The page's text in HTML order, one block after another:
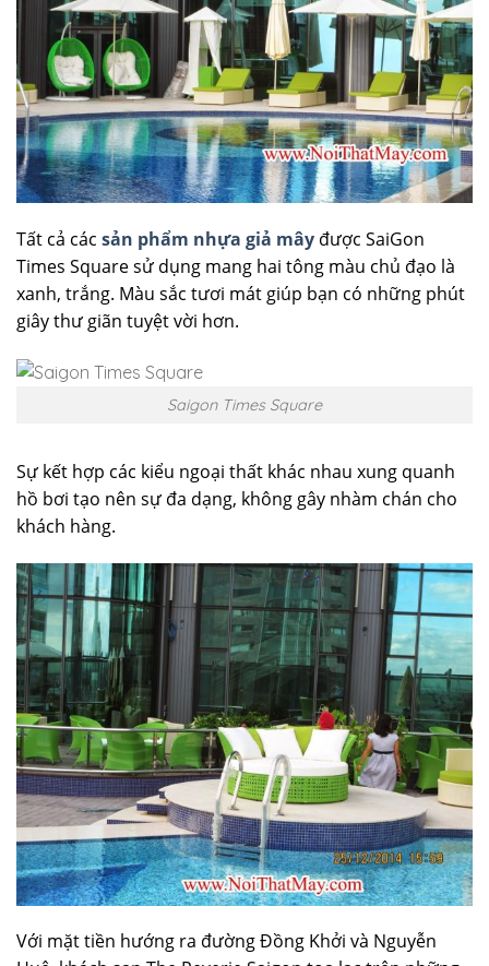
Tất cả các sản phẩm nhựa giả mây được SaiGon
Times Square sử dụng mang hai tông màu chủ đạo là
xanh, trắng. Màu sắc tươi mát giúp bạn có những phút
giây thư giãn tuyệt vời hơn.
Saigon Times Square
Sự kết hợp các kiểu ngoại thất khác nhau xung quanh
hồ bơi tạo nên sự đa dạng, không gây nhàm chán cho
khách hàng.
Với mặt tiền hướng ra đường Đồng Khởi và Nguyễn